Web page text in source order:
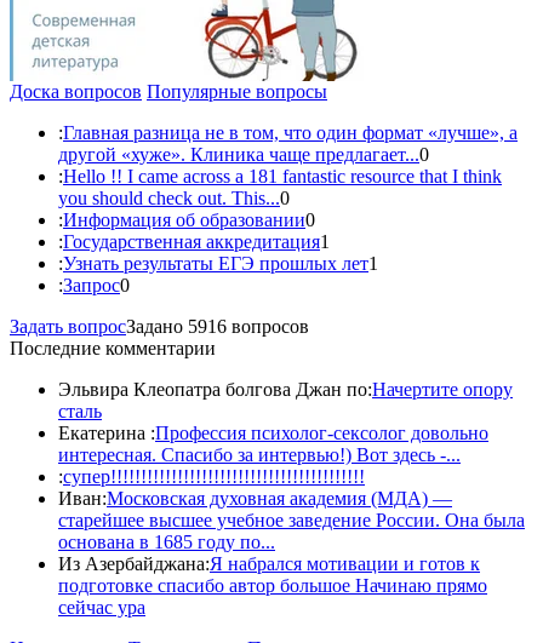
Доска вопросов Популярные вопросы
:Главная разница не в том, что один формат «лучше», а
другой «хуже». Клиника чаще предлагает...0
:Hello !! I came across a 181 fantastic resource that I think
you should check out. This...0
:Информация об образовании0
:Государственная аккредитация1
:Узнать результаты ЕГЭ прошлых лет1
:Запрос0
Задать вопросЗадано 5916 вопросов
Последние комментарии
Эльвира Клеопатра болгова Джан по:Начертите опору
сталь
Екатерина :Профессия психолог-сексолог довольно
интересная. Спасибо за интервью!) Вот здесь -...
:супер!!!!!!!!!!!!!!!!!!!!!!!!!!!!!!!!!!!!!!!!!!
Иван:Московская духовная академия (МДА) —
старейшее высшее учебное заведение России. Она была
основана в 1685 году по...
Из Азербайджана:Я набрался мотивации и готов к
подготовке спасибо автор большое Начинаю прямо
сейчас ура